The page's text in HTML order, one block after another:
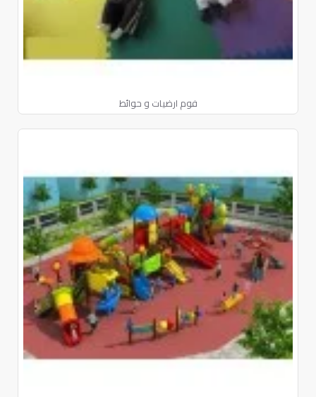
فوم ارضيات و حوائط